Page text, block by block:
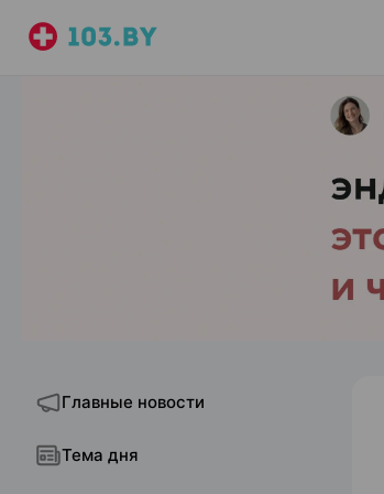
Главные новости
Тема дня